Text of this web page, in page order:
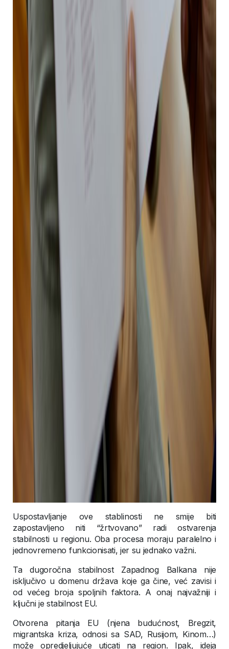
Uspostavljanje ove stablinosti ne smije biti
zapostavljeno niti “žrtvovano” radi ostvarenja
stabilnosti u regionu. Oba procesa moraju paralelno i
jednovremeno funkcionisati, jer su jednako važni.
Ta dugoročna stabilnost Zapadnog Balkana nije
isključivo u domenu država koje ga čine, već zavisi i
od većeg broja spoljnih faktora. A onaj najvažniji i
ključni je stabilnost EU.
Otvorena pitanja EU (njena budućnost, Bregzit,
migrantska kriza, odnosi sa SAD, Rusijom, Kinom…)
može opredjeljujuće uticati na region. Ipak, ideja